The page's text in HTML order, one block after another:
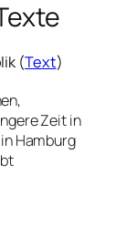
(Text)
Zeit in
Hamburg